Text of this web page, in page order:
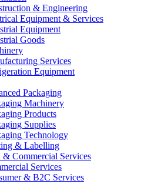
& Engineering
Equipment & Services
Equipment
Goods
Services
Equipment
Packaging
Machinery
Products
Supplies
Technology
& Labelling
& Commercial Services
Services
& B2C Services